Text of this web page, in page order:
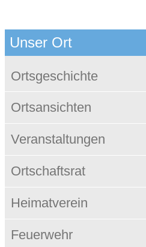
Unser Ort
Ortsgeschichte
Ortsansichten
Veranstaltungen
Ortschaftsrat
Heimatverein
Feuerwehr